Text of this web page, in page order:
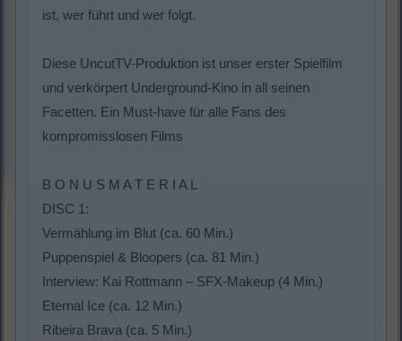
ist, wer führt und wer folgt.
Diese UncutTV-Produktion ist unser erster Spielfilm
und verkörpert Underground-Kino in all seinen
Facetten. Ein Must-have für alle Fans des
kompromisslosen Films
B O N U S M A T E R I A L
DISC 1:
Vermählung im Blut (ca. 60 Min.)
Puppenspiel & Bloopers (ca. 81 Min.)
Interview: Kai Rottmann – SFX-Makeup (4 Min.)
Eternal Ice (ca. 12 Min.)
Ribeira Brava (ca. 5 Min.)